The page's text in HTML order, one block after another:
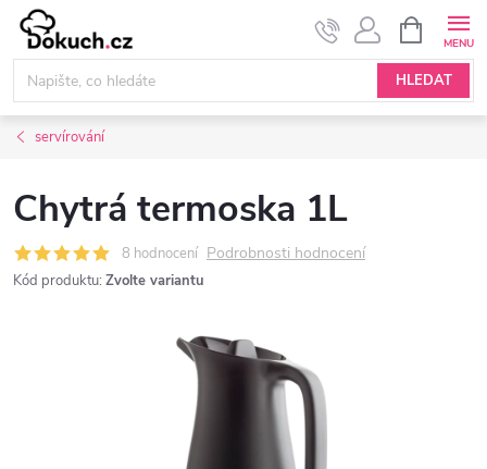
Přejít
obsah
HLEDAT
NÁKUPNÍ
KOŠÍK
servírování
Chytrá termoska 1L
8 hodnocení Podrobnosti hodnocení
Kód produktu: Zvolte variantu